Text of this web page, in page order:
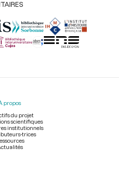
propos
du projet
scientifiques
institutionnels
trices